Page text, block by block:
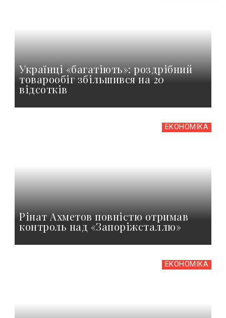
Українці «багатіють»: роздрібний
товарообіг збільшився на 20
відсотків
ЕКОНОМІКА
Рінат Ахметов повністю отримав
контроль над «Запоріжсталлю»
ЕКОНОМІКА